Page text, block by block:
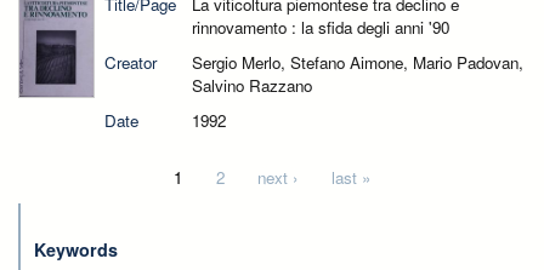
rinnovamento : la sfida degli anni '90
Creator
Sergio Merlo, Stefano Aimone, Mario Padovan,
Salvino Razzano
Date
1992
1 2 next › last »
Keywords